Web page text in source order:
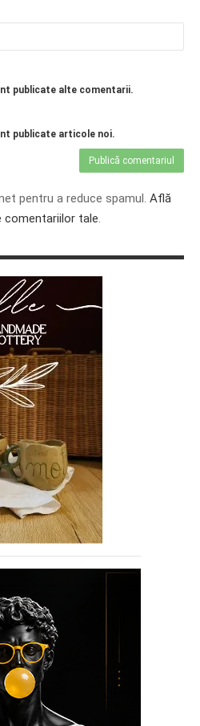
publicate alte comentarii.
publicate articole noi.
pentru a reduce spamul. Află
comentariilor tale.